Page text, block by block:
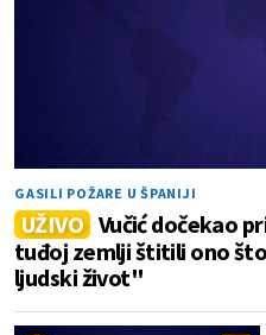
GASILI POŽARE U ŠPANIJI
UŽIVO Vučić dočekao
tuđoj zemlji štitili ono
ljudski život"